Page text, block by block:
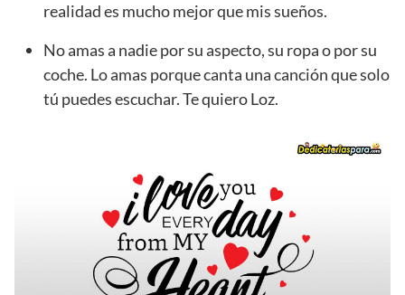
realidad es mucho mejor que mis sueños.
No amas a nadie por su aspecto, su ropa o por su
coche. Lo amas porque canta una canción que solo
tú puedes escuchar. Te quiero Loz.